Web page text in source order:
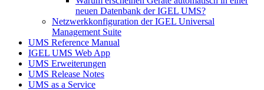
neuen Datenbank der IGEL UMS?
Netzwerkkonfiguration der IGEL Universal
Management Suite
UMS Reference Manual
IGEL UMS Web App
UMS Erweiterungen
UMS Release Notes
UMS as a Service